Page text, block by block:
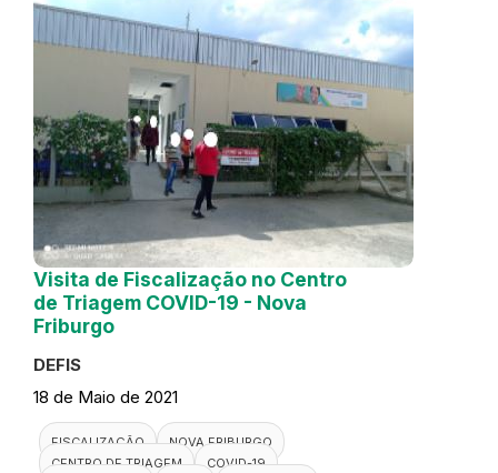
Visita de Fiscalização no Centro
de Triagem COVID-19 - Nova
Friburgo
DEFIS
18 de Maio de 2021
FISCALIZAÇÃO
NOVA FRIBURGO
CENTRO DE TRIAGEM
COVID-19